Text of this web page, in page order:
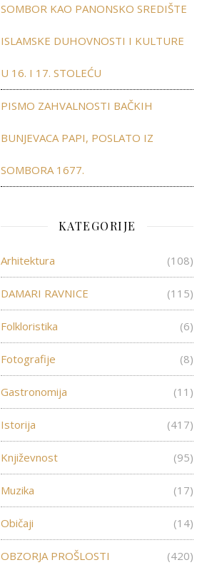
SOMBOR KAO PANONSKO SREDIŠTE
ISLAMSKE DUHOVNOSTI I KULTURE
U 16. I 17. STOLEĆU
PISMO ZAHVALNOSTI BAČKIH
BUNJEVACA PAPI, POSLATO IZ
SOMBORA 1677.
KATEGORIJE
Arhitektura (108)
DAMARI RAVNICE (115)
Folkloristika (6)
Fotografije (8)
Gastronomija (11)
Istorija (417)
Književnost (95)
Muzika (17)
Običaji (14)
OBZORJA PROŠLOSTI (420)